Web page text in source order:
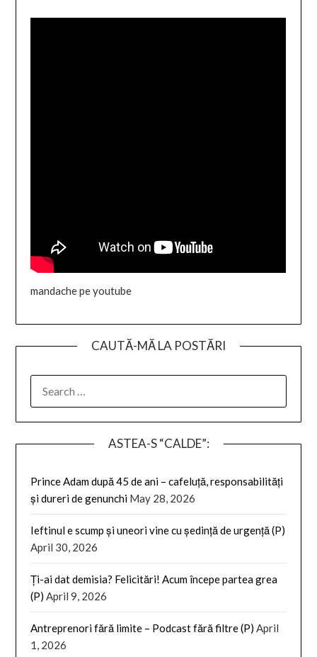
mandache pe youtube
CAUTĂ-MĂ LA POSTĂRI
FOR:
ASTEA-S “CALDE”:
Prince Adam după 45 de ani – cafeluță, responsabilități
și dureri de genunchi May 28, 2026
Ieftinul e scump și uneori vine cu ședință de urgență (P)
April 30, 2026
Ți-ai dat demisia? Felicitări! Acum începe partea grea
(P) April 9, 2026
Antreprenori fără limite – Podcast fără filtre (P) April
1, 2026